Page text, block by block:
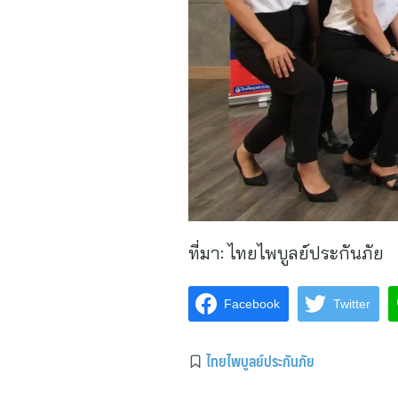
ที่มา: ไทยไพบูลย์ประกันภัย
Facebook Twitter
ไทยไพบูลย์ประกันภัย